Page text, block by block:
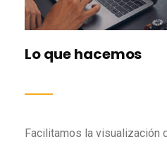
Lo que hacemos
Facilitamos la visualización